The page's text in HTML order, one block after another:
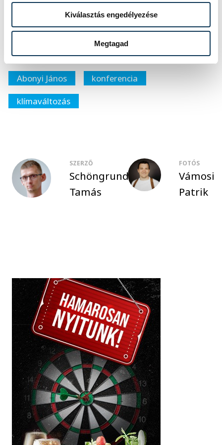
Kiválasztás engedélyezése
Megtagad
közélet
Pannon Egyetem
környezetvédelem
Gelencsér András
Abonyi János
konferencia
klímaváltozás
SZERZŐ
Schöngrundtner
Tamás
FOTÓS
Vámosi
Patrik